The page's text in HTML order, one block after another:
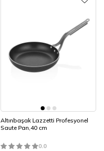
Altınbaşak Lazzetti Profesyonel
Saute Pan,40 cm
0.0